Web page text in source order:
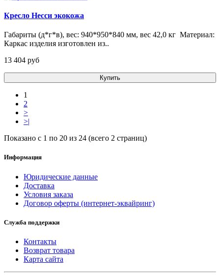
Кресло Несси экокожа
Габариты (д*г*в), вес: 940*950*840 мм, вес 42,0 кг Материал:
Каркас изделия изготовлен из..
13 404 pуб
Купить
1
2
>
>|
Показано с 1 по 20 из 24 (всего 2 страниц)
Информация
Юридические данные
Доставка
Условия заказа
Договор оферты (интернет-эквайринг)
Служба поддержки
Контакты
Возврат товара
Карта сайта